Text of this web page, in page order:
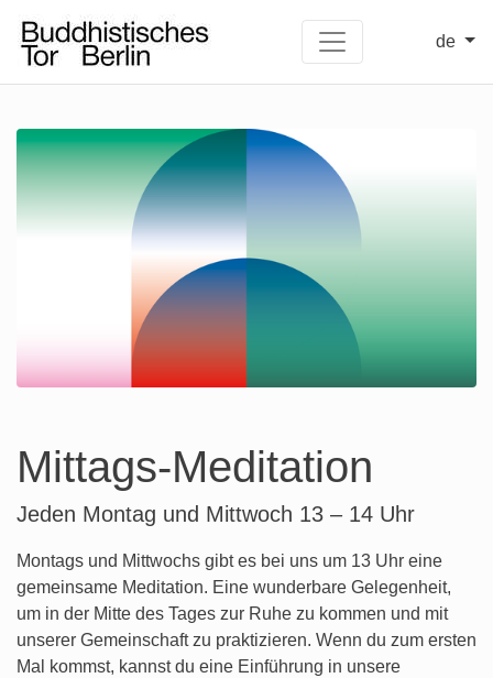
de
Mittags-Meditation
Jeden Montag und Mittwoch 13 – 14 Uhr
Montags und Mittwochs gibt es bei uns um 13 Uhr eine
gemeinsame Meditation. Eine wunderbare Gelegenheit,
um in der Mitte des Tages zur Ruhe zu kommen und mit
unserer Gemeinschaft zu praktizieren. Wenn du zum ersten
Mal kommst, kannst du eine Einführung in unsere